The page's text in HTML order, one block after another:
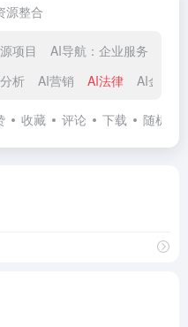
源整合
项目 AI导航：企业服务
析 AI营销 AI法律 AI金融
收藏 评论 下载 随机